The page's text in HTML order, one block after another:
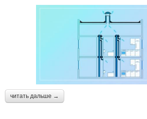
читать дальше →